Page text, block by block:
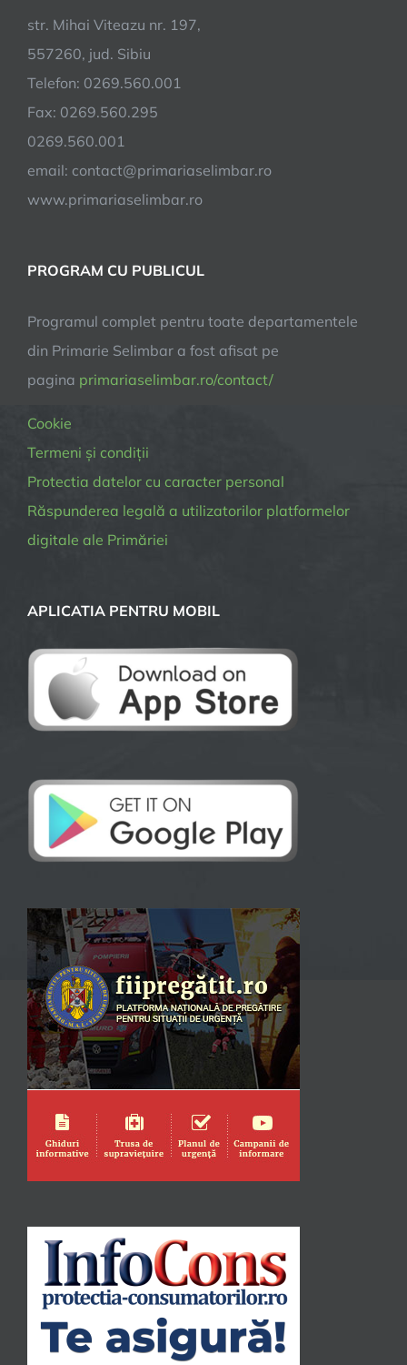
str. Mihai Viteazu nr. 197,
557260, jud. Sibiu
Telefon: 0269.560.001
Fax: 0269.560.295
0269.560.001
email: contact@primariaselimbar.ro
www.primariaselimbar.ro
PROGRAM CU PUBLICUL
Programul complet pentru toate departamentele
din Primarie Selimbar a fost afisat pe
pagina primariaselimbar.ro/contact/
Cookie
Termeni și condiții
Protectia datelor cu caracter personal
Răspunderea legală a utilizatorilor platformelor
digitale ale Primăriei
APLICATIA PENTRU MOBIL